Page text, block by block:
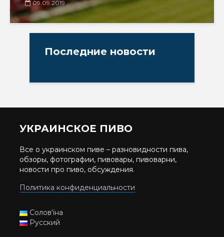
09.09.2019
Последние новости
УКРАИНСКОЕ ПИВО
Все о украинском пиве – разновидности пива,
обзоры, фотографии, пивовары, пивоварни,
новости про пиво, обсуждения.
Политика конфиденциальности
Солов'їна
Русский